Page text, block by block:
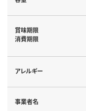
賞味期限
消費期限
アレルギー
事業者名